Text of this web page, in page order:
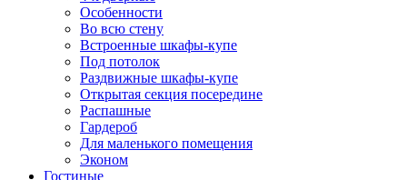
Особенности
Во всю стену
Встроенные шкафы-купе
Под потолок
Раздвижные шкафы-купе
Открытая секция посередине
Распашные
Гардероб
Для маленького помещения
Эконом
Гостиные